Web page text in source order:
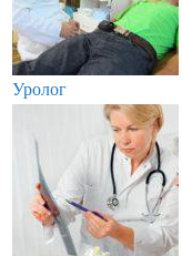
Уролог